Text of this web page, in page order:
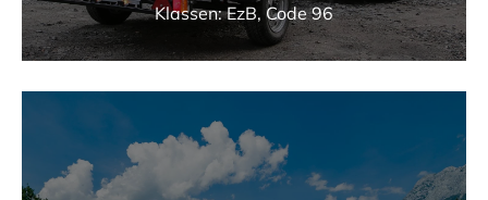
Klassen: EzB, Code 96